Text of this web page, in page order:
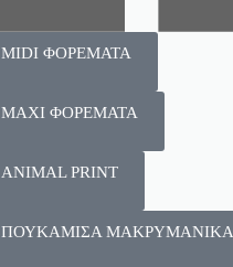
MIDI ΦΟΡΕΜΑΤΑ
MAXI ΦΟΡΕΜΑΤΑ
ANIMAL PRINT
ΠΟΥΚΑΜΙΣΑ ΜΑΚΡΥΜΑΝΙΚΑ